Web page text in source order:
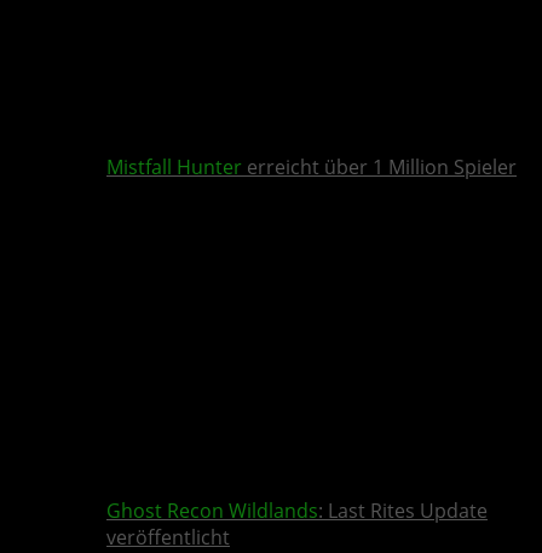
Mistfall Hunter erreicht über 1 Million Spieler
Ghost Recon Wildlands: Last Rites Update
veröffentlicht